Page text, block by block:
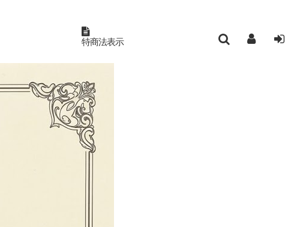
特商法表示